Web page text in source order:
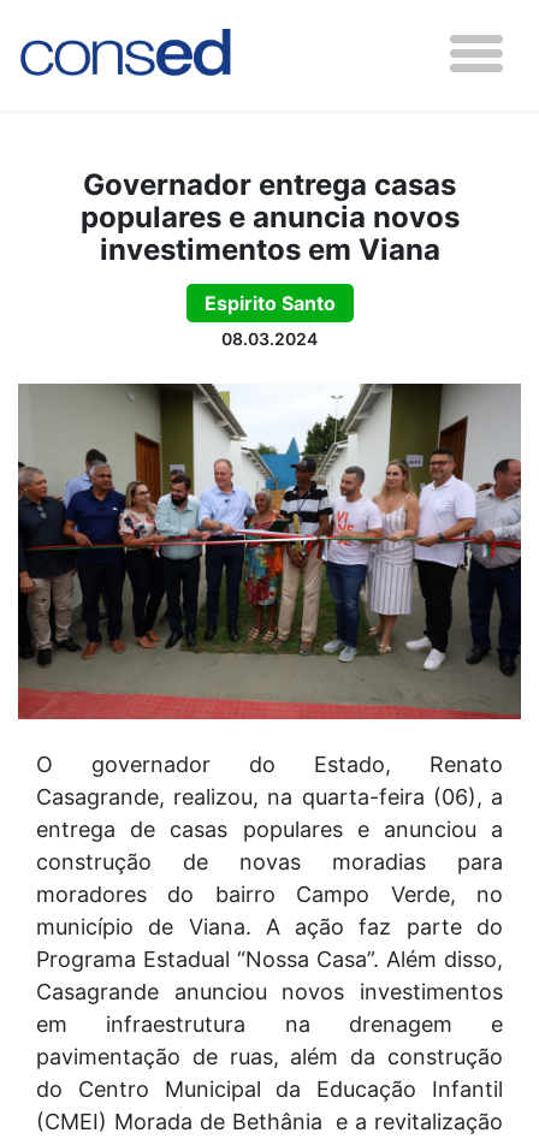
Governador entrega casas
populares e anuncia novos
investimentos em Viana
Espirito Santo
08.03.2024
O governador do Estado, Renato
Casagrande, realizou, na quarta-feira (06), a
entrega de casas populares e anunciou a
construção de novas moradias para
moradores do bairro Campo Verde, no
município de Viana. A ação faz parte do
Programa Estadual “Nossa Casa”. Além disso,
Casagrande anunciou novos investimentos
em infraestrutura na drenagem e
pavimentação de ruas, além da construção
do Centro Municipal da Educação Infantil
(CMEI) Morada de Bethânia e a revitalização